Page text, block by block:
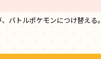
バトルポケモンにつけ替える。